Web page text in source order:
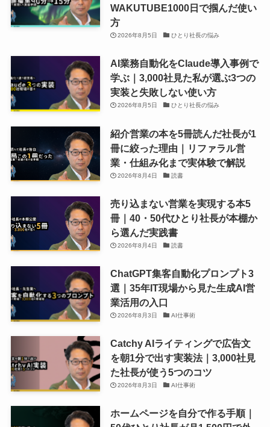
WAKUTUBE1000日で掴んだ使い
方
2026年8月5日 ひとり社長の悩み
AI業務自動化をClaude導入事例で
学ぶ｜3,000社見た私が選ぶ3つの
実装と失敗しない使い方
2026年8月5日 ひとり社長の悩み
紹介営業の本を5冊読んだ社長が1
冊に絞った理由｜リファラル営
業・仕組み化まで実体験で解説
2026年8月4日 読書
売り込まない営業を実現する本5
冊｜40・50代ひとり社長が本棚か
ら選んだ実践書
2026年8月4日 読書
ChatGPT集客自動化プロンプト3
選｜35年IT現場から見た生成AI営
業活用の入口
2026年8月3日 AI仕事術
Catchy AIライティングで広告文
を朝1分で出す実装法｜3,000社見
た社長が使う5つのコツ
2026年8月3日 AI仕事術
ホームページを自分で作る手順｜